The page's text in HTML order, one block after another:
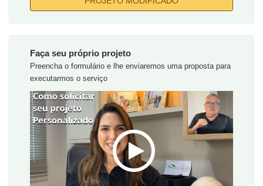
Faça seu próprio projeto
Preencha o formulário e lhe enviaremos uma proposta para
executarmos o serviço